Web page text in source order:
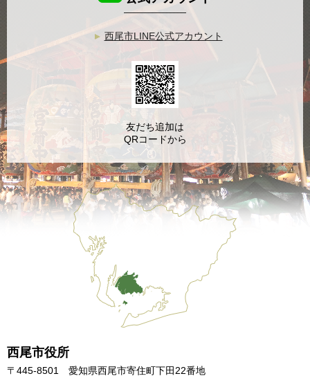
西尾市役所
〒445-8501 愛知県西尾市寄住町下田22番地
西尾市LINE公式アカウント
友だち追加は
QRコードから